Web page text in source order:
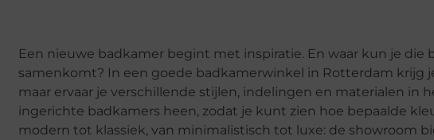
Een nieuwe badkamer begint met inspiratie. En waar kun je die
samenkomt? In een goede badkamerwinkel in Rotterdam krijg
maar ervaar je verschillende stijlen, indelingen en materialen in
ingerichte badkamers heen, zodat je kunt zien hoe bepaalde
modern tot klassiek, van minimalistisch tot luxe: de showroom